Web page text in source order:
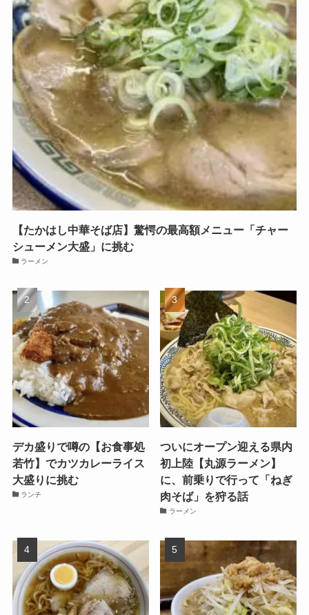
【たかはし中華そば店】驚愕の最高額メニュー「チャー
シューメン大盛」に挑む
ラーメン
デカ盛りで噂の【お食事処
若竹】でカツカレーライス
大盛りに挑む
ランチ
ついにオープン迎える県内
初上陸【丸源ラーメン】
に、前乗りで行って「ねぎ
肉そば」を狩る話
ラーメン